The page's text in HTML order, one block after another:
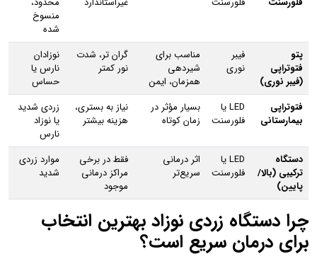
منسوخ
شده
پتو
فتوتراپی
(فیبر نوری)
فیبر
نوری
مناسب برای
شیردهی
همزمان، ایمن
گران‌ تر، شدت
نور کمتر
نوزادان
نارس یا
حساس
فتوتراپی
بیمارستانی
LED یا
فلورسنت
بسیار مؤثر در
زمان کوتاه
نیاز به بستری،
هزینه بیشتر
زردی شدید
یا نوزاد
نارس
دستگاه
ترکیبی (بالا/
پایین)
LED یا
فلورسنت
اثر درمانی
سریع‌تر
فقط در برخی
مراکز درمانی
موجود
موارد زردی
شدید
چرا دستگاه زردی نوزاد بهترین انتخاب
برای درمان سریع است؟